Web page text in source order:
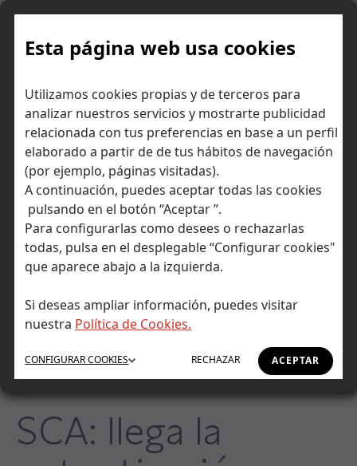
Esta página web usa cookies
Utilizamos cookies propias y de terceros para
analizar nuestros servicios y mostrarte publicidad
relacionada con tus preferencias en base a un perfil
elaborado a partir de de tus hábitos de navegación
(por ejemplo, páginas visitadas).
A continuación, puedes aceptar todas las cookies
pulsando en el botón “Aceptar ”.
Para configurarlas como desees o rechazarlas
todas, pulsa en el desplegable “Configurar cookies"
que aparece abajo a la izquierda.
Si deseas ampliar información, puedes visitar
nuestra Política de Cookies.
ACEPTAR
RECHAZAR
CONFIGURARCOOKIES
Skip
Inicio Consejos para ahorrar dinero
autenticación reforzada del cliente para hacer todavía más
seguros los pagos
SCA: llega la